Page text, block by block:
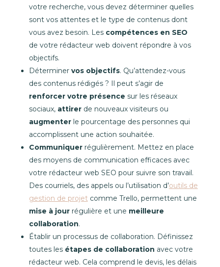
votre recherche, vous devez déterminer quelles
sont vos attentes et le type de contenus dont
vous avez besoin. Les compétences en SEO
de votre rédacteur web doivent répondre à vos
objectifs.
Déterminer vos objectifs. Qu’attendez-vous
des contenus rédigés ? Il peut s’agir de
renforcer votre présence sur les réseaux
sociaux, attirerde nouveaux visiteurs ou
augmenterle pourcentage des personnes qui
accomplissent une action souhaitée.
Communiquer régulièrement. Mettez en place
des moyens de communication efficaces avec
votre rédacteur web SEO pour suivre son travail.
Des courriels, des appels ou l’utilisation d’outils de
gestion de projetcomme Trello, permettent une
mise à jourrégulière et une meilleure
collaboration.
Établir un processus de collaboration. Définissez
toutes les étapes de collaboration avec votre
rédacteur web. Cela comprend le devis, les délais